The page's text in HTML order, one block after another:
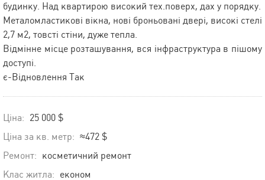
будинку. Над квартирою високий тех.поверх, дах у порядку.
Металомластикові вікна, нові броньовані двері, високі стелі
2,7 м2, товсті стіни, дуже тепла.
Відмінне місце розташування, вся інфраструктура в пішому
доступі.
є-Відновлення Так
Ціна: 25 000 $
Ціна за кв. метр: ≈472 $
Ремонт: косметичний ремонт
Клас житла: економ